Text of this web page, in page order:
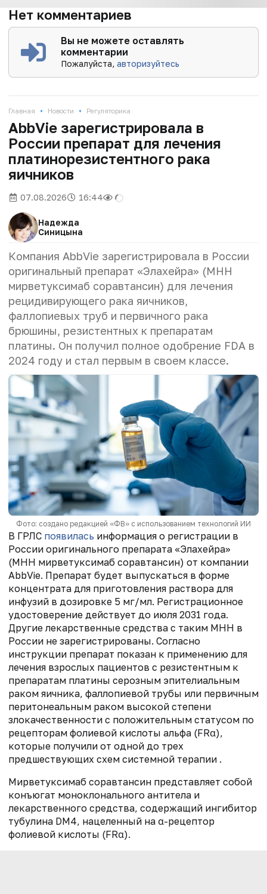
Нет комментариев
Вы не можете оставлять
комментарии
Пожалуйста,авторизуйтесь
Главная • Новости • Регуляторика
AbbVie зарегистрировала в
России препарат для лечения
платинорезистентного рака
яичников
07.08.2026 16:44
Надежда
Синицына
Компания AbbVie зарегистрировала в России
оригинальный препарат «Элахейра» (МНН
мирветуксимаб соравтансин) для лечения
рецидивирующего рака яичников,
фаллопиевых труб и первичного рака
брюшины, резистентных к препаратам
платины. Он получил полное одобрение FDA в
2024 году и стал первым в своем классе.
Фото: создано редакцией «ФВ» с использованием технологий ИИ
В ГРЛС появилась информация о регистрации в
России оригинального препарата «Элахейра»
(МНН мирветуксимаб соравтансин) от компании
AbbVie. Препарат будет выпускаться в форме
концентрата для приготовления раствора для
инфузий в дозировке 5 мг/мл. Регистрационное
удостоверение действует до июля 2031 года.
Другие лекарственные средства с таким МНН в
России не зарегистрированы. Согласно
инструкции препарат показан к применению для
лечения взрослых пациентов с резистентным к
препаратам платины серозным эпителиальным
раком яичника, фаллопиевой трубы или первичным
перитонеальным раком высокой степени
злокачественности с положительным статусом по
рецепторам фолиевой кислоты альфа (FRα),
которые получили от одной до трех
предшествующих схем системной терапии .
Мирветуксимаб соравтансин представляет собой
конъюгат моноклонального антитела и
лекарственного средства, содержащий ингибитор
тубулина DM4, нацеленный на α-рецептор
фолиевой кислоты (FRα).